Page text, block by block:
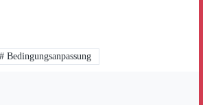
#Bedingungsanpassung